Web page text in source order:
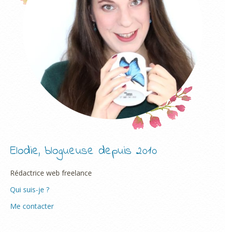
Elodie, blogueuse depuis 2010
Rédactrice web freelance
Qui suis-je ?
Me contacter